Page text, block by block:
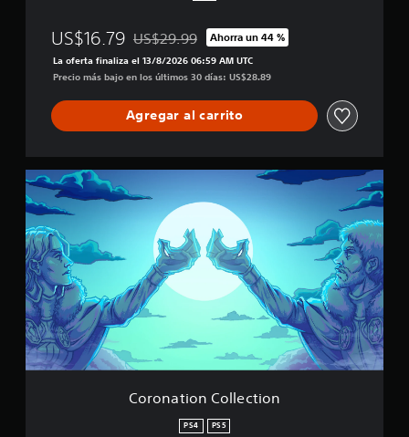
US$16.79 Rebajado del precio original de US$29.99
US$29.99 Ahorra un 44 %
La oferta finaliza el 13/8/2026 06:59 AM UTC
Precio más bajo en los últimos 30 días: US$28.89
Agregar al carrito
C
o
r
o
n
a
t
i
o
n
C
o
l
Coronation Collection
PS4 PS5